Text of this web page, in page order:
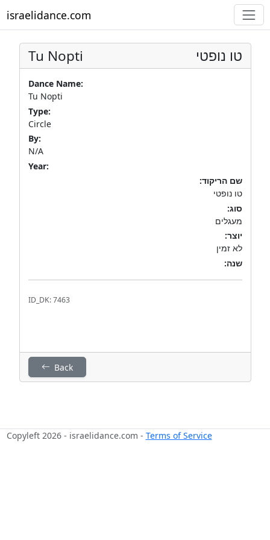
israelidance.com
Tu Nopti טו נופטי
Dance Name:
Tu Nopti
Type:
Circle
By:
N/A
Year:
שם הריקוד:
טו נופטי
סוג:
מעגלים
יוצר:
לא זמין
שנה:
ID_DK: 7463
Back
Copyleft 2026 - israelidance.com - Terms of Service